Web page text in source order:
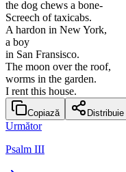
the dog chews a bone-
Screech of taxicabs.
A hardon in New York,
a boy
in San Fransisco.
The moon over the roof,
worms in the garden.
I rent this house.
Copiază Distribuie
Următor
Psalm III